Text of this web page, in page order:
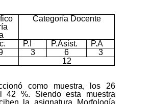
Categoría Docente
P.I P.Asist.
P.A
3 6
3
12
como muestra, los 26
42 %. Siendo esta muestra
la asignatura Morfología